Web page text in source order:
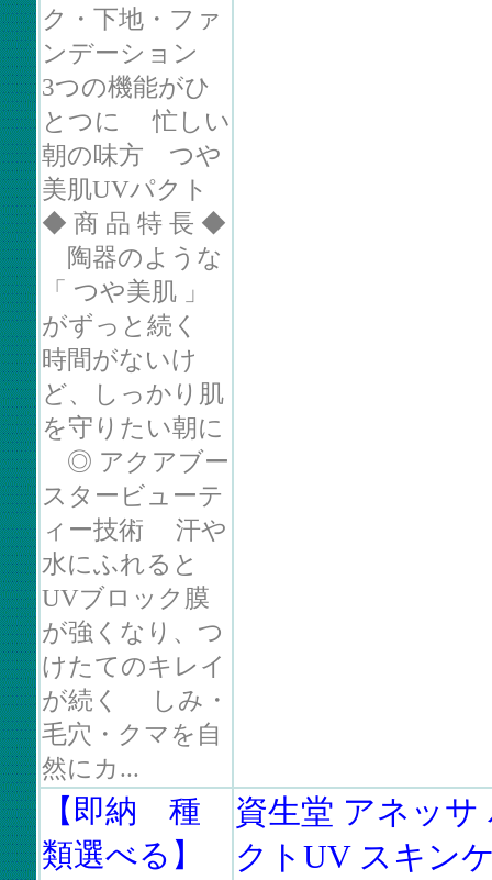
ク・下地・ファ
ンデーション
3つの機能がひ
とつに 忙しい
朝の味方 つや
美肌UVパクト
◆ 商 品 特 長 ◆
陶器のような
「 つや美肌 」
がずっと続く
時間がないけ
ど、しっかり肌
を守りたい朝に
◎ アクアブー
スタービューテ
ィー技術 汗や
水にふれると
UVブロック膜
が強くなり、つ
けたてのキレイ
が続く しみ・
毛穴・クマを自
然にカ...
【即納 種
類選べる】
資生堂 アネッサ
クトUV スキン